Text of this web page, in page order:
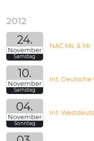
2012
24.
November
Samstag
NAC Ms. &
10.
November
Samstag
Int. Deutsche
04.
November
Sonntag
Int.